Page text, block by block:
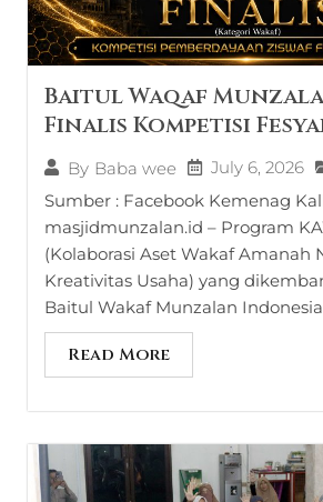
Baitul Waqaf
Finalis Kompetisi
By Baba wee July 6, 2026
Sumber : Facebook Kemenag
masjidmunzalan.id – Program
(Kolaborasi Aset Wakaf Amanah
Kreativitas Usaha) yang
Baitul Wakaf Munzalan
Read More